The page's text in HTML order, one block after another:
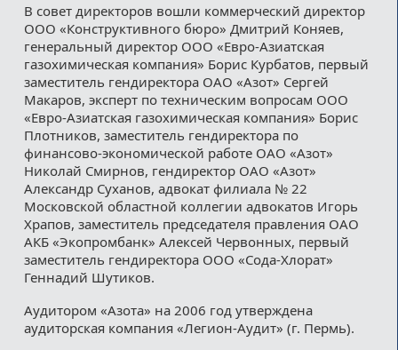
В совет директоров вошли коммерческий директор
ООО «Конструктивного бюро» Дмитрий Коняев,
генеральный директор ООО «Евро-Азиатская
газохимическая компания» Борис Курбатов, первый
заместитель гендиректора ОАО «Азот» Сергей
Макаров, эксперт по техническим вопросам ООО
«Евро-Азиатская газохимическая компания» Борис
Плотников, заместитель гендиректора по
финансово-экономической работе ОАО «Азот»
Николай Смирнов, гендиректор ОАО «Азот»
Александр Суханов, адвокат филиала № 22
Московской областной коллегии адвокатов Игорь
Храпов, заместитель председателя правления ОАО
АКБ «Экопромбанк» Алексей Червонных, первый
заместитель гендиректора ООО «Сода-Хлорат»
Геннадий Шутиков.
Аудитором «Азота» на 2006 год утверждена
аудиторская компания «Легион-Аудит» (г. Пермь).